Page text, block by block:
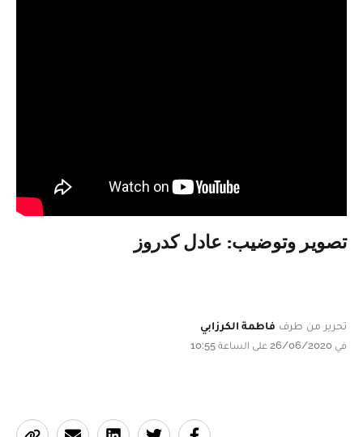
تصوير وتوضيب: عادل كدروز
تحرير من طرف فاطمة الكرزابي
في 26/06/2020 على الساعة 10:55